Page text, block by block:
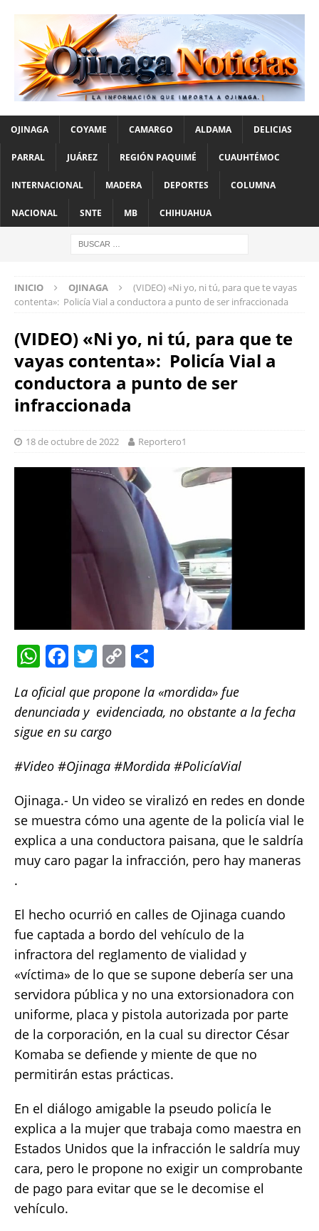
OJINAGA COYAME CAMARGO ALDAMA DELICIAS
PARRAL JUÁREZ REGIÓN PAQUIMÉ CUAUHTÉMOC
INTERNACIONAL MADERA DEPORTES COLUMNA
NACIONAL SNTE MB CHIHUAHUA
INICIO OJINAGA
(VIDEO) «Ni yo, ni tú, para que te vayas
contenta»: Policía Vial a conductora a punto de ser infraccionada
(VIDEO) «Ni yo, ni tú, para que te
vayas contenta»: Policía Vial a
conductora a punto de ser
infraccionada
18 de octubre de 2022 Reportero1
W
h
at
s
A
p
p
F
a
c
e
b
o
o
k
T
w
it
te
r
C
o
p
y
n
k
a
re
La oficial que propone la «mordida» fue
denunciada y evidenciada, no obstante a la fecha
sigue en su cargo
#Video #Ojinaga #Mordida #PolicíaVial
Ojinaga.- Un video se viralizó en redes en donde
se muestra cómo una agente de la policía vial le
explica a una conductora paisana, que le saldría
muy caro pagar la infracción, pero hay maneras
.
El hecho ocurrió en calles de Ojinaga cuando
fue captada a bordo del vehículo de la
infractora del reglamento de vialidad y
«víctima» de lo que se supone debería ser una
servidora pública y no una extorsionadora con
uniforme, placa y pistola autorizada por parte
de la corporación, en la cual su director César
Komaba se defiende y miente de que no
permitirán estas prácticas.
En el diálogo amigable la pseudo policía le
explica a la mujer que trabaja como maestra en
Estados Unidos que la infracción le saldría muy
cara, pero le propone no exigir un comprobante
de pago para evitar que se le decomise el
vehículo.